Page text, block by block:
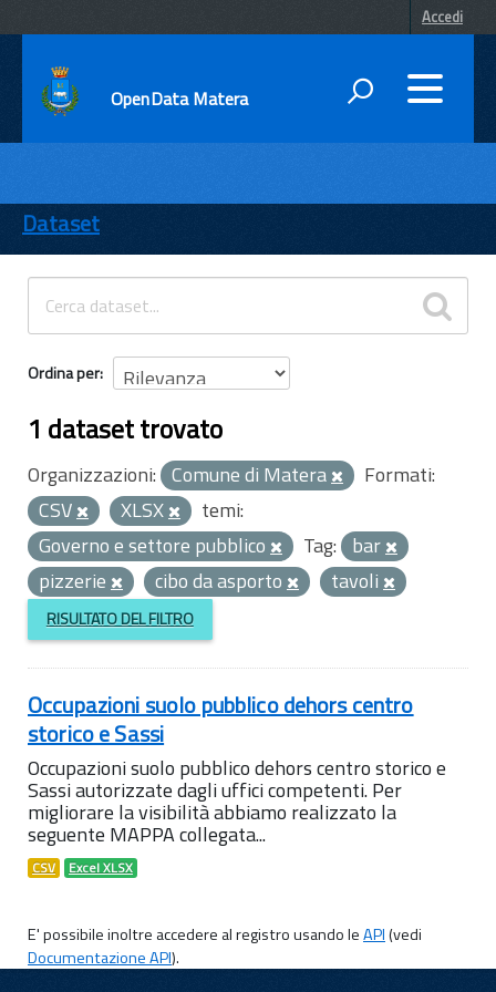
Accedi
OpenData Matera
ENTI
TEMI
INFORMAZIONI
Dataset
Ordina per
1 dataset trovato
Organizzazioni: Comune di Matera
Formati:
CSV
XLSX
temi:
Governo e settore pubblico
Tag: bar
pizzerie
cibo da asporto tavoli
RISULTATO DEL FILTRO
Occupazioni suolo pubblico dehors centro
storico e Sassi
Occupazioni suolo pubblico dehors centro storico e
Sassi autorizzate dagli uffici competenti. Per
migliorare la visibilità abbiamo realizzato la
seguente MAPPA collegata...
CSV Excel XLSX
E' possibile inoltre accedere al registro usando leAPI(vedi
Documentazione API).